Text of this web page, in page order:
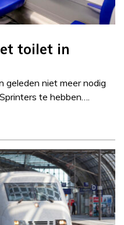
toilet in
geleden niet meer nodig
te hebben….